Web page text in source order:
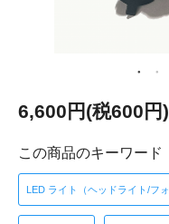
6,600円(税600円)
この商品のキーワード
LED ライト（ヘッドライト/フ